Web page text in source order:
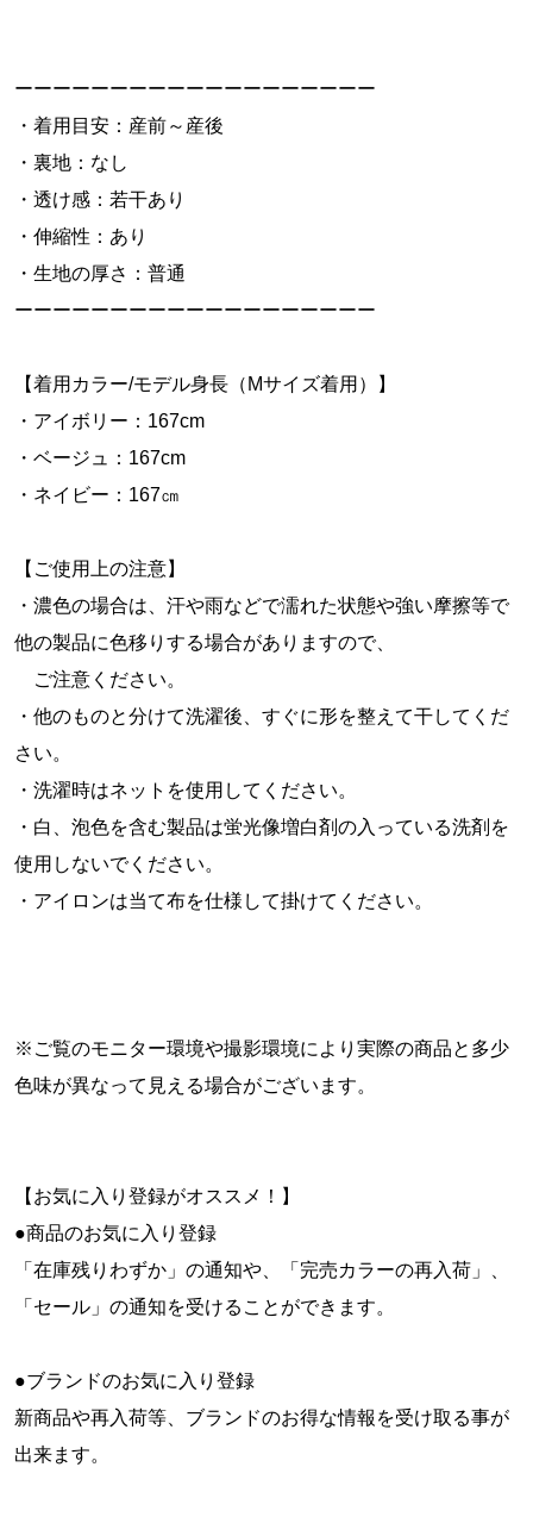
ーーーーーーーーーーーーーーーーーーー
・着用目安：産前～産後
・裏地：なし
・透け感：若干あり
・伸縮性：あり
・生地の厚さ：普通
ーーーーーーーーーーーーーーーーーーー
【着用カラー/モデル身長（Mサイズ着用）】
・アイボリー：167cm
・ベージュ：167cm
・ネイビー：167㎝
【ご使用上の注意】
・濃色の場合は、汗や雨などで濡れた状態や強い摩擦等で
他の製品に色移りする場合がありますので、
ご注意ください。
・他のものと分けて洗濯後、すぐに形を整えて干してくだ
さい。
・洗濯時はネットを使用してください。
・白、泡色を含む製品は蛍光像増白剤の入っている洗剤を
使用しないでください。
・アイロンは当て布を仕様して掛けてください。
※ご覧のモニター環境や撮影環境により実際の商品と多少
色味が異なって見える場合がございます。
【お気に入り登録がオススメ！】
●商品のお気に入り登録
「在庫残りわずか」の通知や、「完売カラーの再入荷」、
「セール」の通知を受けることができます。
●ブランドのお気に入り登録
新商品や再入荷等、ブランドのお得な情報を受け取る事が
出来ます。